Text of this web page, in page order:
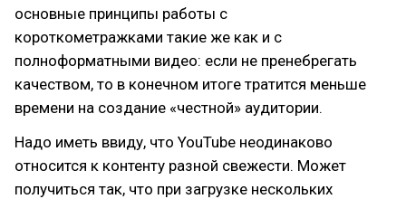
основные принципы работы с
короткометражками такие же как и с
полноформатными видео: если не пренебрегать
качеством, то в конечном итоге тратится меньше
времени на создание «честной» аудитории.
Надо иметь ввиду, что YouTube неодинаково
относится к контенту разной свежести. Может
получиться так, что при загрузке нескольких